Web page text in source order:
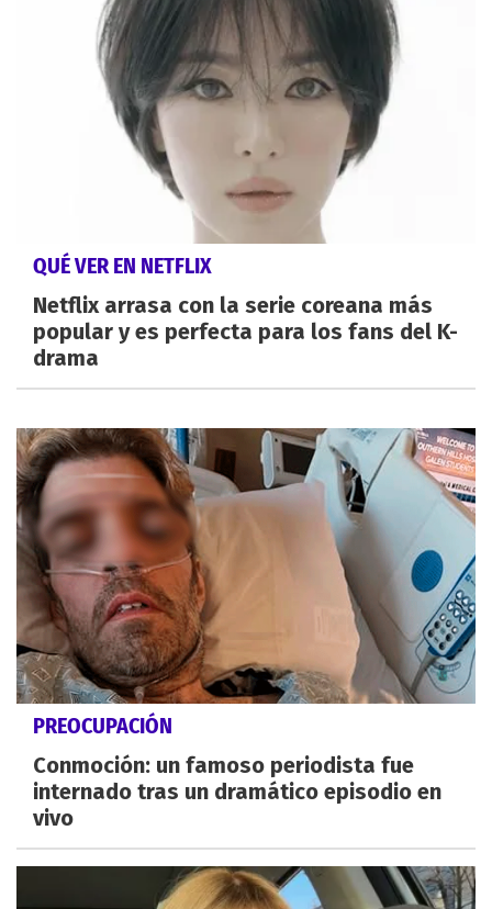
QUÉ VER EN NETFLIX
Netflix arrasa con la serie coreana más
popular y es perfecta para los fans del K-
drama
PREOCUPACIÓN
Conmoción: un famoso periodista fue
internado tras un dramático episodio en
vivo